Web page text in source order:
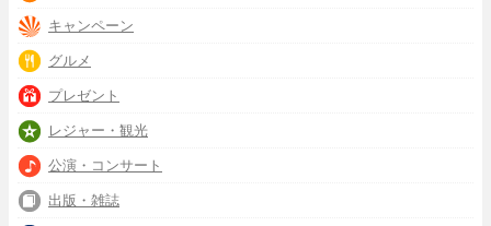
キャンペーン
グルメ
プレゼント
レジャー・観光
公演・コンサート
出版・雑誌